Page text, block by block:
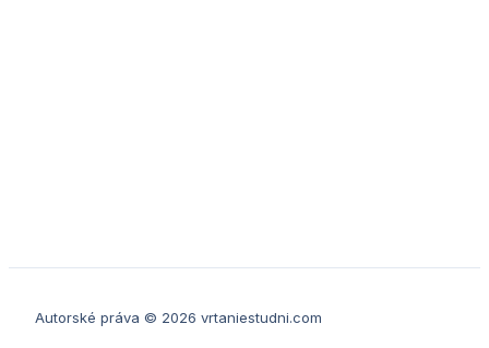
Autorské práva © 2026 vrtaniestudni.com